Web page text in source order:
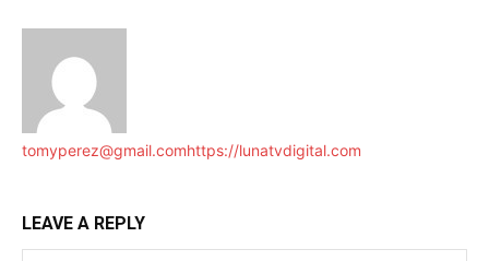
tomyperez@gmail.comhttps://lunatvdigital.com
LEAVE A REPLY